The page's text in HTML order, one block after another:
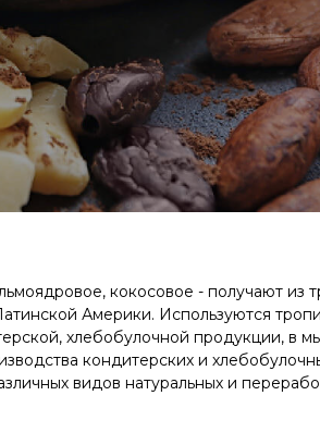
кокосовое - получают из
Америки. Используются
хлебобулочной продукции, в
кондитерских и
видов натуральных и